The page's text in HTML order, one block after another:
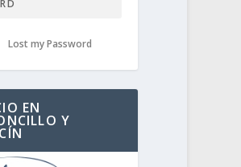
Lost my Password
EN
Y